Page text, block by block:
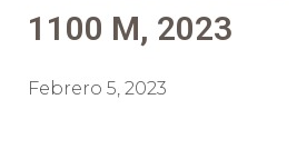
1100 M, 2023
Febrero 5, 2023